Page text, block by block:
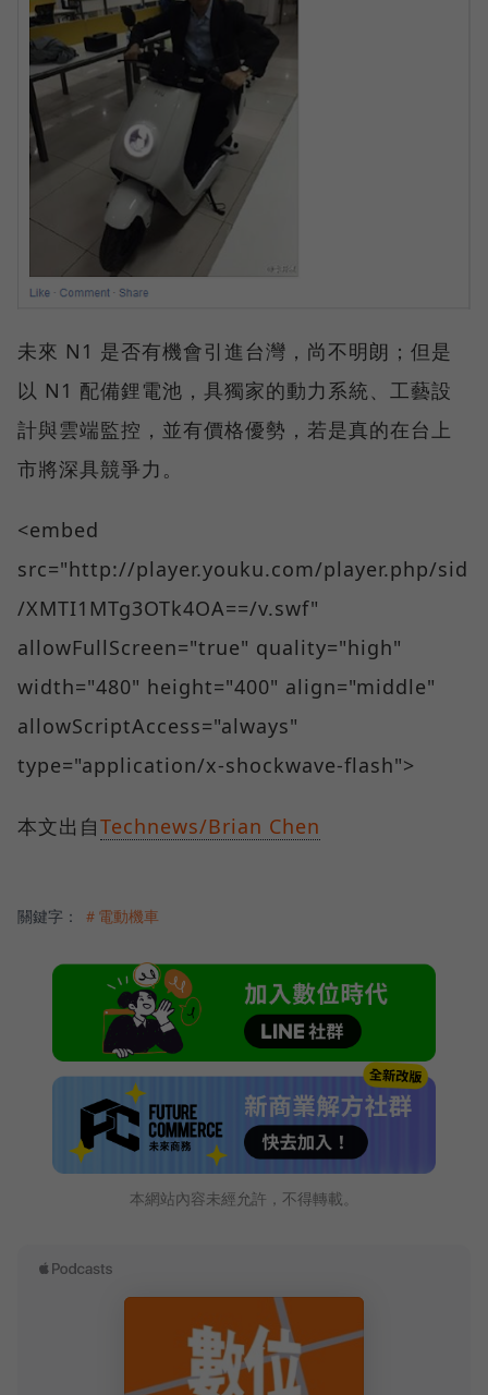
未來 N1 是否有機會引進台灣，尚不明朗；但是
以 N1 配備鋰電池，具獨家的動力系統、工藝設
計與雲端監控，並有價格優勢，若是真的在台上
市將深具競爭力。
<embed
src="http://player.youku.com/player.php/sid
/XMTI1MTg3OTk4OA==/v.swf"
allowFullScreen="true" quality="high"
width="480" height="400" align="middle"
allowScriptAccess="always"
type="application/x-shockwave-flash">
本文出自Technews/Brian Chen
關鍵字： ＃電動機車
本網站內容未經允許，不得轉載。